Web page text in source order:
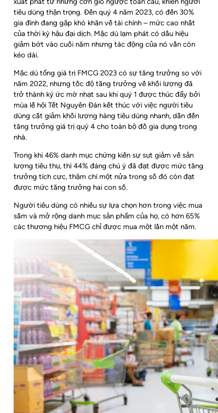
tiêu dùng thận trọng. Đến quý 4 năm 2023, có đến 30%
gia đình đang gặp khó khăn về tài chính – mức cao nhất
của thời kỳ hậu đại dịch. Mặc dù lạm phát có dấu hiệu
giảm bớt vào cuối năm nhưng tác động của nó vẫn còn
kéo dài.
Mặc dù tổng giá trị FMCG 2023 có sự tăng trưởng so với
năm 2022, nhưng tốc độ tăng trưởng về khối lượng đã
trở thành ký ức mờ nhạt sau khi quý 1 được thúc đẩy bởi
mùa lễ hội Tết Nguyên Đán kết thúc với việc người tiêu
dùng cắt giảm khối lượng hàng tiêu dùng nhanh, dẫn đến
tăng trưởng giá trị quý 4 cho toàn bộ đồ gia dụng trong
nhà.
Trong khi 46% danh mục chứng kiến ​​sự sụt giảm về sản
lượng tiêu thụ, thì 44% đáng chú ý đã đạt được mức tăng
trưởng tích cực, thậm chí một nửa trong số đó còn đạt
được mức tăng trưởng hai con số.
Người tiêu dùng có nhiều sự lựa chọn hơn trong việc mua
sắm và mở rộng danh mục sản phẩm của họ, có hơn 65%
các thương hiệu FMCG chỉ được mua một lần một năm.